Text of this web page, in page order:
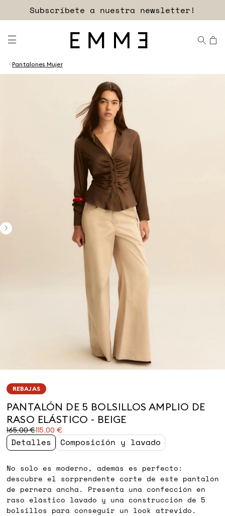
Subscríbete a nuestra newsletter!
Pantalones Mujer
REBAJAS
PANTALÓN DE 5 BOLSILLOS AMPLIO DE
RASO ELÁSTICO - BEIGE
165,00 €115,00 €
Precio
original
165,00
Precio
actual
115,00
Detalles Composición y lavado
No solo es moderno, además es perfecto:
descubre el sorprendente corte de este pantalón
de pernera ancha. Presenta una confección en
raso elástico lavado y una construcción de 5
bolsillos para conseguir un look atrevido.